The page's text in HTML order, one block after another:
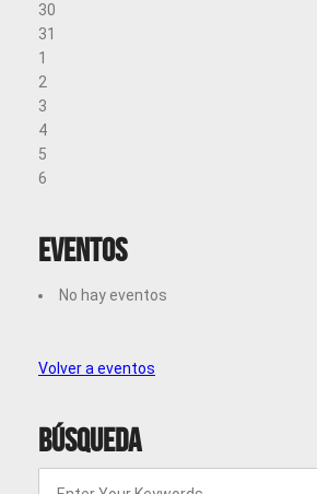
30
31
1
2
3
4
5
6
Eventos
No hay eventos
Volver a eventos
Búsqueda